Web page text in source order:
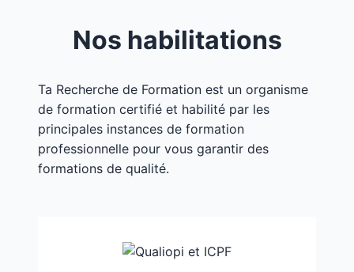
Nos habilitations
Ta Recherche de Formation est un organisme
de formation certifié et habilité par les
principales instances de formation
professionnelle pour vous garantir des
formations de qualité.